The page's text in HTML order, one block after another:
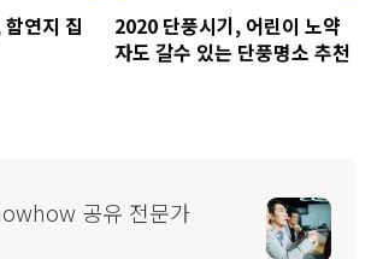
연지 집
2020 단풍시기, 어린이 노약
자도 갈수 있는 단풍명소 추천
공유 전문가